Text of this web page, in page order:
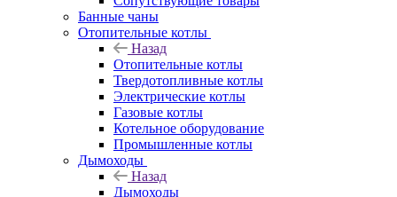
Банные чаны
Отопительные котлы
Назад
Отопительные котлы
Твердотопливные котлы
Электрические котлы
Газовые котлы
Котельное оборудование
Промышленные котлы
Дымоходы
Назад
Дымоходы